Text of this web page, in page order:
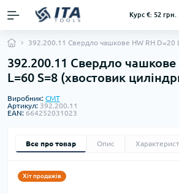
Курс €: 52 грн.
392.200.11 Свердло чашкове HW RH D=20
392.200.11 Свердло чашкове
L=60 S=8 (хвостовик
Виробник: CMT
Артикул: 392.200.11
EAN: 664252031023
Все про товар Опис
Хіт продажів